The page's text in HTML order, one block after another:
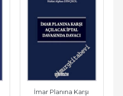
İmar Planına Karşı